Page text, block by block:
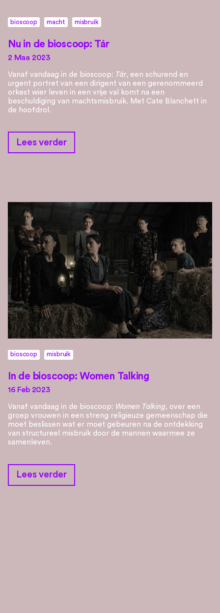
bioscoop macht misbruik
Nu in de bioscoop: Tár
2 Maa 2023
Vanaf vandaag in de bioscoop: Tár, een schurend en
urgent portret van een dirigent van een gerenommeerd
orkest wier leven in een vrije val komt na een
beschuldiging van machtsmisbruik. Met Cate Blanchett in
de hoofdrol.
Lees verder
bioscoop misbruik
In de bioscoop: Women Talking
16 Feb 2023
Vanaf vandaag in de bioscoop: Women Talking, over een
groep vrouwen in een streng religieuze gemeenschap die
moet beslissen wat er moet gebeuren na de ontdekking
van structureel misbruik door de mannen waarmee ze
samenleven.
Lees verder